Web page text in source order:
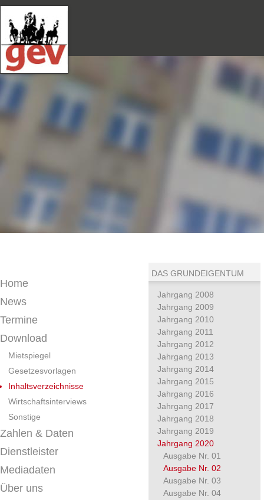
Home
News
Termine
Download
Mietspiegel
Gesetzesvorlagen
Inhaltsverzeichnisse
Wirtschaftsinterviews
Sonstige
Zahlen & Daten
Dienstleister
Mediadaten
Über uns
DAS GRUNDEIGENTUM
Jahrgang 2008
Jahrgang 2009
Jahrgang 2010
Jahrgang 2011
Jahrgang 2012
Jahrgang 2013
Jahrgang 2014
Jahrgang 2015
Jahrgang 2016
Jahrgang 2017
Jahrgang 2018
Jahrgang 2019
Jahrgang 2020
Ausgabe Nr. 01
Ausgabe Nr. 02
Ausgabe Nr. 03
Ausgabe Nr. 04